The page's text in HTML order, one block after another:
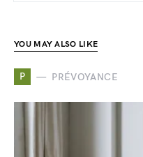
YOU MAY ALSO LIKE
P PRÉVOYANCE